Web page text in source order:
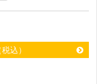
込）